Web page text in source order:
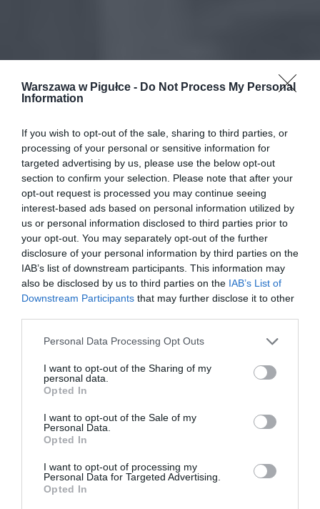
Warszawa w Pigułce - Do Not Process My Personal
Information
If you wish to opt-out of the sale, sharing to third parties, or
processing of your personal or sensitive information for
targeted advertising by us, please use the below opt-out
section to confirm your selection. Please note that after your
opt-out request is processed you may continue seeing
interest-based ads based on personal information utilized by
us or personal information disclosed to third parties prior to
your opt-out. You may separately opt-out of the further
disclosure of your personal information by third parties on the
IAB’s list of downstream participants. This information may
also be disclosed by us to third parties on the IAB’s List of
Downstream Participants that may further disclose it to other
Personal Data Processing Opt Outs
I want to opt-out of the Sharing of my
personal data.
Opted In
I want to opt-out of the Sale of my
Personal Data.
Opted In
I want to opt-out of processing my
Personal Data for Targeted Advertising.
Opted In